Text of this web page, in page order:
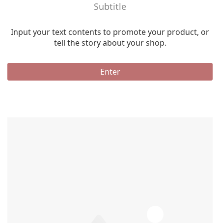
Subtitle
Input your text contents to promote your product, or
tell the story about your shop.
Enter